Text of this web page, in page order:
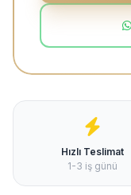
Hızlı Teslimat
1-3 iş günü